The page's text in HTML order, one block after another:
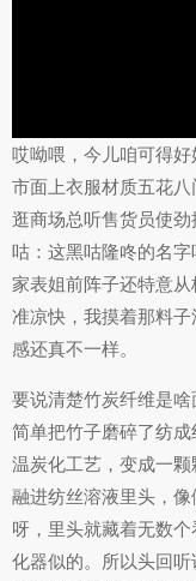
哎呦喂，今儿咱可得
市面上衣服材质五花
逛商场总听售货员使劲
咕：这黑咕隆咚的名
家表姐前阵子还特意
准凉快，我摸着那料
感还真不一样。
要说清楚竹炭纤维是
简单把竹子磨碎了纺
温炭化工艺，变成一
融进纺丝溶液里头，
呀，里头就藏着无数
化器似的。所以头回听